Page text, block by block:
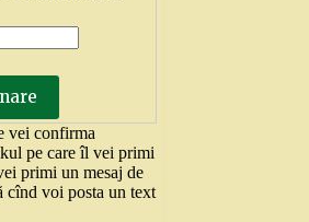
vei confirma
pe care îl vei primi
primi un mesaj de
cînd voi posta un text